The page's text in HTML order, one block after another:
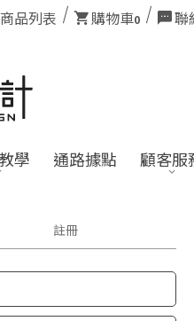
商品列表 購物車0 聯
學 通路據點 顧客服
註冊